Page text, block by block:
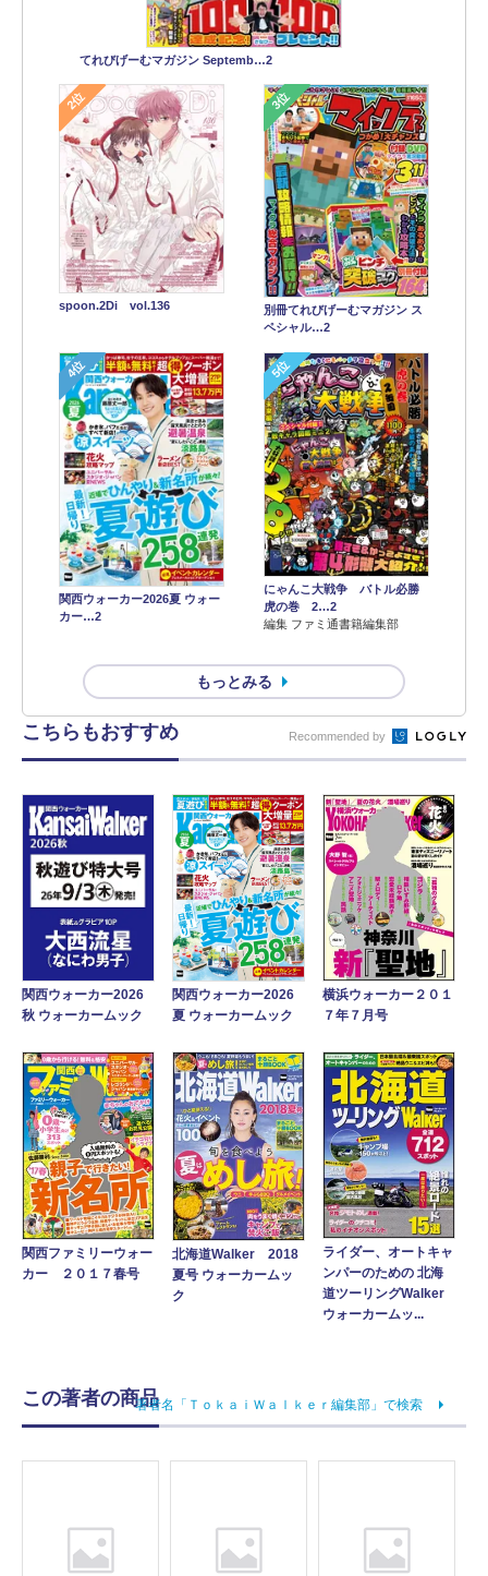
てれびげーむマガジン Septemb…2
2位
spoon.2Di vol.136
3位
別冊てれびげーむマガジン ス
ペシャル…2
4位
関西ウォーカー2026夏 ウォー
カー…2
5位
にゃんこ大戦争 バトル必勝
虎の巻 2…2
編集 ファミ通書籍編集部
もっとみる
こちらもおすすめ Recommended by
関西ウォーカー2026
秋 ウォーカームック
関西ウォーカー2026
夏 ウォーカームック
横浜ウォーカー２０１
７年７月号
関西ファミリーウォー
カー ２０１７春号
北海道Walker 2018
夏号 ウォーカームッ
ク
ライダー、オートキャ
ンパーのための 北海
道ツーリングWalker
ウォーカームッ...
この著者の商品著者名「ＴｏｋａｉＷａｌｋｅｒ編集部」で検索